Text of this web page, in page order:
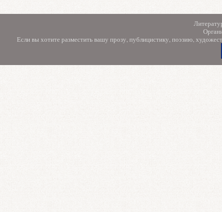
Если вы хотите разместить вашу прозу, публицистику, поэзию,